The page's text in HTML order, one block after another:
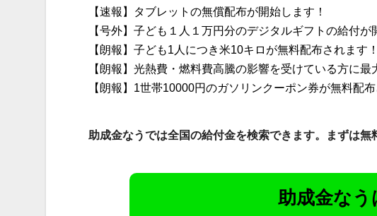
【速報】タブレットの無償配布が開始します！
【号外】子ども１人１万円分のデジタルギフトの給付が
【朗報】子ども1人につき米10キロが無料配布されます！
【朗報】光熱費・燃料費高騰の影響を受けている方に最
【朗報】1世帯10000円のガソリンクーポン券が無料配布
助成金なうでは全国の給付金を検索できます。まずは無
助成金なう